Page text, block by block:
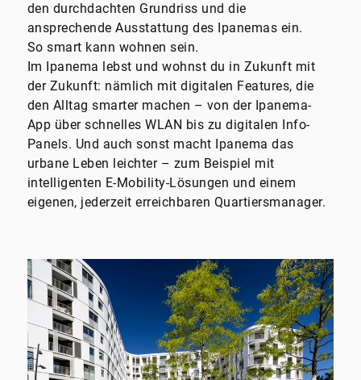
den durchdachten Grundriss und die
ansprechende Ausstattung des Ipanemas ein.
So smart kann wohnen sein.
Im Ipanema lebst und wohnst du in Zukunft mit
der Zukunft: nämlich mit digitalen Features, die
den Alltag smarter machen – von der Ipanema-
App über schnelles WLAN bis zu digitalen Info-
Panels. Und auch sonst macht Ipanema das
urbane Leben leichter – zum Beispiel mit
intelligenten E-Mobility-Lösungen und einem
eigenen, jederzeit erreichbaren Quartiersmanager.